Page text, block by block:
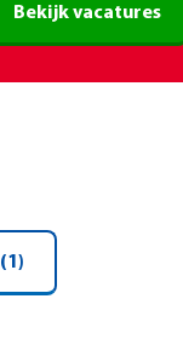
Bekijk vacatures
(1)